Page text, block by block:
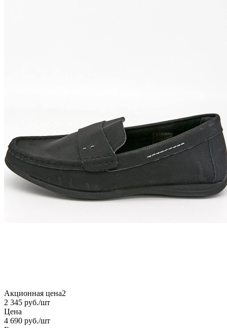
Акционная цена2
2 345 руб./шт
Цена
4 690 руб./шт